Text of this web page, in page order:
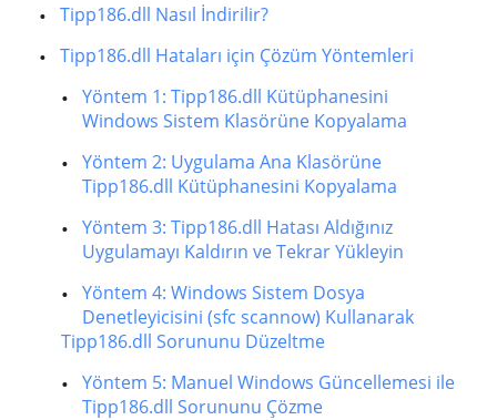
Tipp186.dll Nasıl İndirilir?
Tipp186.dll Hataları için Çözüm Yöntemleri
Yöntem 1: Tipp186.dll Kütüphanesini
Windows Sistem Klasörüne Kopyalama
Yöntem 2: Uygulama Ana Klasörüne
Tipp186.dll Kütüphanesini Kopyalama
Yöntem 3: Tipp186.dll Hatası Aldığınız
Uygulamayı Kaldırın ve Tekrar Yükleyin
Yöntem 4: Windows Sistem Dosya
Denetleyicisini (sfc scannow) Kullanarak
Tipp186.dll Sorununu Düzeltme
Yöntem 5: Manuel Windows Güncellemesi ile
Tipp186.dll Sorununu Çözme